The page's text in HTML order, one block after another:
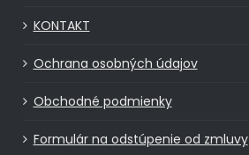
KONTAKT
Ochrana osobných údajov
Obchodné podmienky
Formulár na odstúpenie od zmluvy